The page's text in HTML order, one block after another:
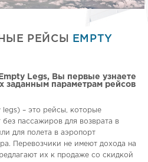
РЕЙСЫ EMPTY
Legs, Вы первые узнаете
заданным параметрам рейсов
legs) – это рейсы, которые
пассажиров для возврата в
для полета в аэропорт
Перевозчики не имеют дохода на
их к продаже со скидкой